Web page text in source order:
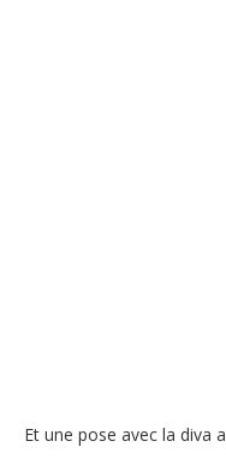
Et une pose avec la diva